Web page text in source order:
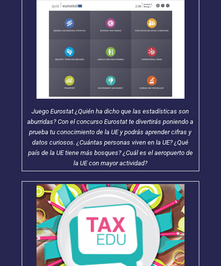
Juego Eurostat ¿Quién ha dicho que las estadísticas son
aburridas? Con el concurso Eurostat te divertirás poniendo a
prueba tu conocimiento de la UE y podrás aprender cifras y
datos curiosos. ¿Cuántas personas viven en la UE? ¿Qué
país de la UE tiene más bosques? ¿Cuál es el aeropuerto de
la UE con mayor actividad?